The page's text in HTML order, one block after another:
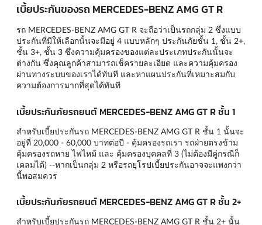
เบี้ยประกันของรถ MERCEDES-BENZ AMG GT R
รถ MERCEDES-BENZ AMG GT R จะถือว่าเป็นรถกลุ่ม 2 ซึ่งแบบ
ประกันที่มีให้เลือกนั้นจะมีอยู่ 4 แบบหลักๆ ประกันภัยชั้น 1, ชั้น 2+,
ชั้น 3+, ชั้น 3 ซึ่งความคุ้มครองของแต่ละประเภทประกันนั้นจะ
ต่างกัน ซึ่งคุณลูกค้าสามารถเช็ครายละเอียด และความคุ้มครอง
ผ่านทางระบบของเราได้ทันที และหาแผนประกันที่เหมาะสมกับ
ความต้องการมากที่สุดได้ทันที
เบี้ยประกันภัยรถยนต์ MERCEDES-BENZ AMG GT R ชั้น 1
สำหรับเบี้ยประกันรถ MERCEDES-BENZ AMG GT R ชั้น 1 นั้นจะ
อยู่ที่ 20,000 - 60,000 บาทต่อปี - คุ้มครองรถเรา รถฝ่ายตรงข้าม
คุ้มครองรถหาย ไฟไหม้ และ คุ้มครองบุคคลที่ 3 (ไม่ต้องมีคู่กรณีก็
เคลมได้) --หากเป็นกลุ่ม 2 หรือรถยุโรปเบี้ยประกันอาจจะแพงกว่า
นี้พอสมควร
เบี้ยประกันภัยรถยนต์ MERCEDES-BENZ AMG GT R ชั้น 2+
สำหรับเบี้ยประกันรถ MERCEDES-BENZ AMG GT R ชั้น 2+ นั้น